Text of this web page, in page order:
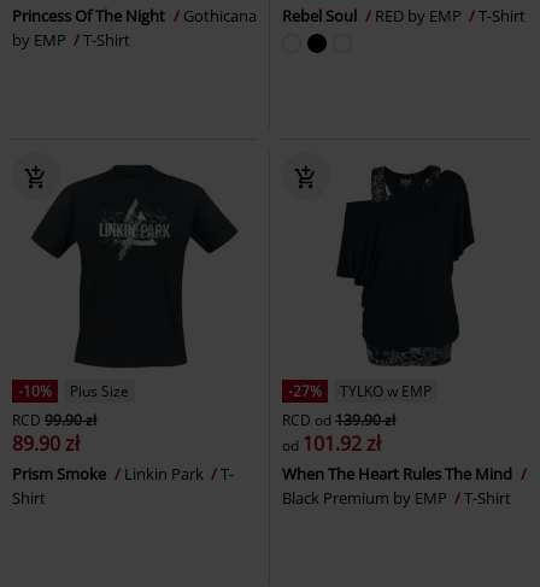
Princess Of The Night
Gothicana
by EMP
T-Shirt
Rebel Soul RED by EMP T-Shirt
-10%
Plus Size
RCD 99.90 zł
89.90 zł
Prism Smoke Linkin Park
T-
Shirt
-27%
TYLKO w EMP
RCD od 139.90 zł
od 101.92 zł
When The Heart Rules The Mind
Black Premium by EMP
T-Shirt